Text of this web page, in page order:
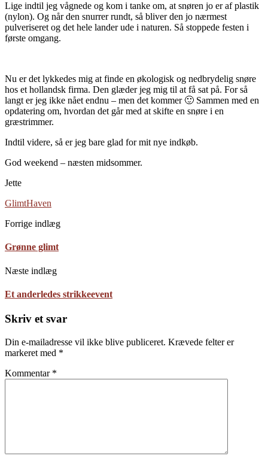
Lige indtil jeg vågnede og kom i tanke om, at snøren jo er af plastik
(nylon). Og når den snurrer rundt, så bliver den jo nærmest
pulveriseret og det hele lander ude i naturen. Så stoppede festen i
første omgang.
Nu er det lykkedes mig at finde en økologisk og nedbrydelig snøre
hos et hollandsk firma. Den glæder jeg mig til at få sat på. For så
langt er jeg ikke nået endnu – men det kommer 🙂 Sammen med en
opdatering om, hvordan det går med at skifte en snøre i en
græstrimmer.
Indtil videre, så er jeg bare glad for mit nye indkøb.
God weekend – næsten midsommer.
Jette
GlimtHaven
Forrige indlæg
Grønne glimt
Næste indlæg
Et anderledes strikkeevent
Skriv et svar
Din e-mailadresse vil ikke blive publiceret. Krævede felter er
markeret med *
Kommentar *